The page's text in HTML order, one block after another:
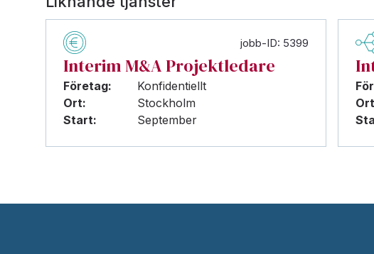
jobb-ID: 5399
Interim M&A Projektledare
Företag:
Konfidentiellt
Ort:
Stockholm
Start:
September